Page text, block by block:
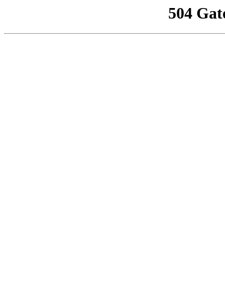
504